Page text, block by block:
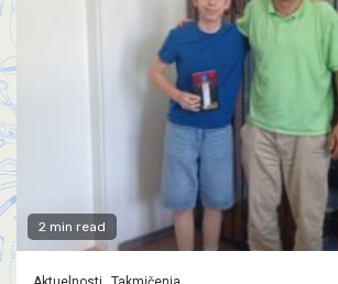
2 min read